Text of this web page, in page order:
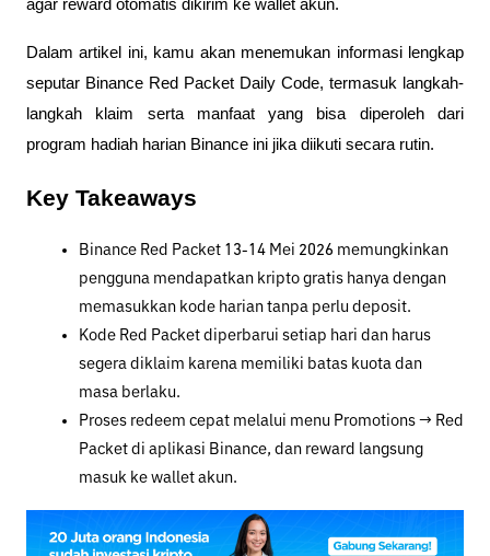
agar reward otomatis dikirim ke wallet akun.
Dalam artikel ini, kamu akan menemukan informasi lengkap
seputar Binance Red Packet Daily Code, termasuk langkah-
langkah klaim serta manfaat yang bisa diperoleh dari
program hadiah harian Binance ini jika diikuti secara rutin.
Key Takeaways
Binance Red Packet 13-14 Mei 2026 memungkinkan
pengguna mendapatkan kripto gratis hanya dengan
memasukkan kode harian tanpa perlu deposit.
Kode Red Packet diperbarui setiap hari dan harus
segera diklaim karena memiliki batas kuota dan
masa berlaku.
Proses redeem cepat melalui menu Promotions → Red
Packet di aplikasi Binance, dan reward langsung
masuk ke wallet akun.